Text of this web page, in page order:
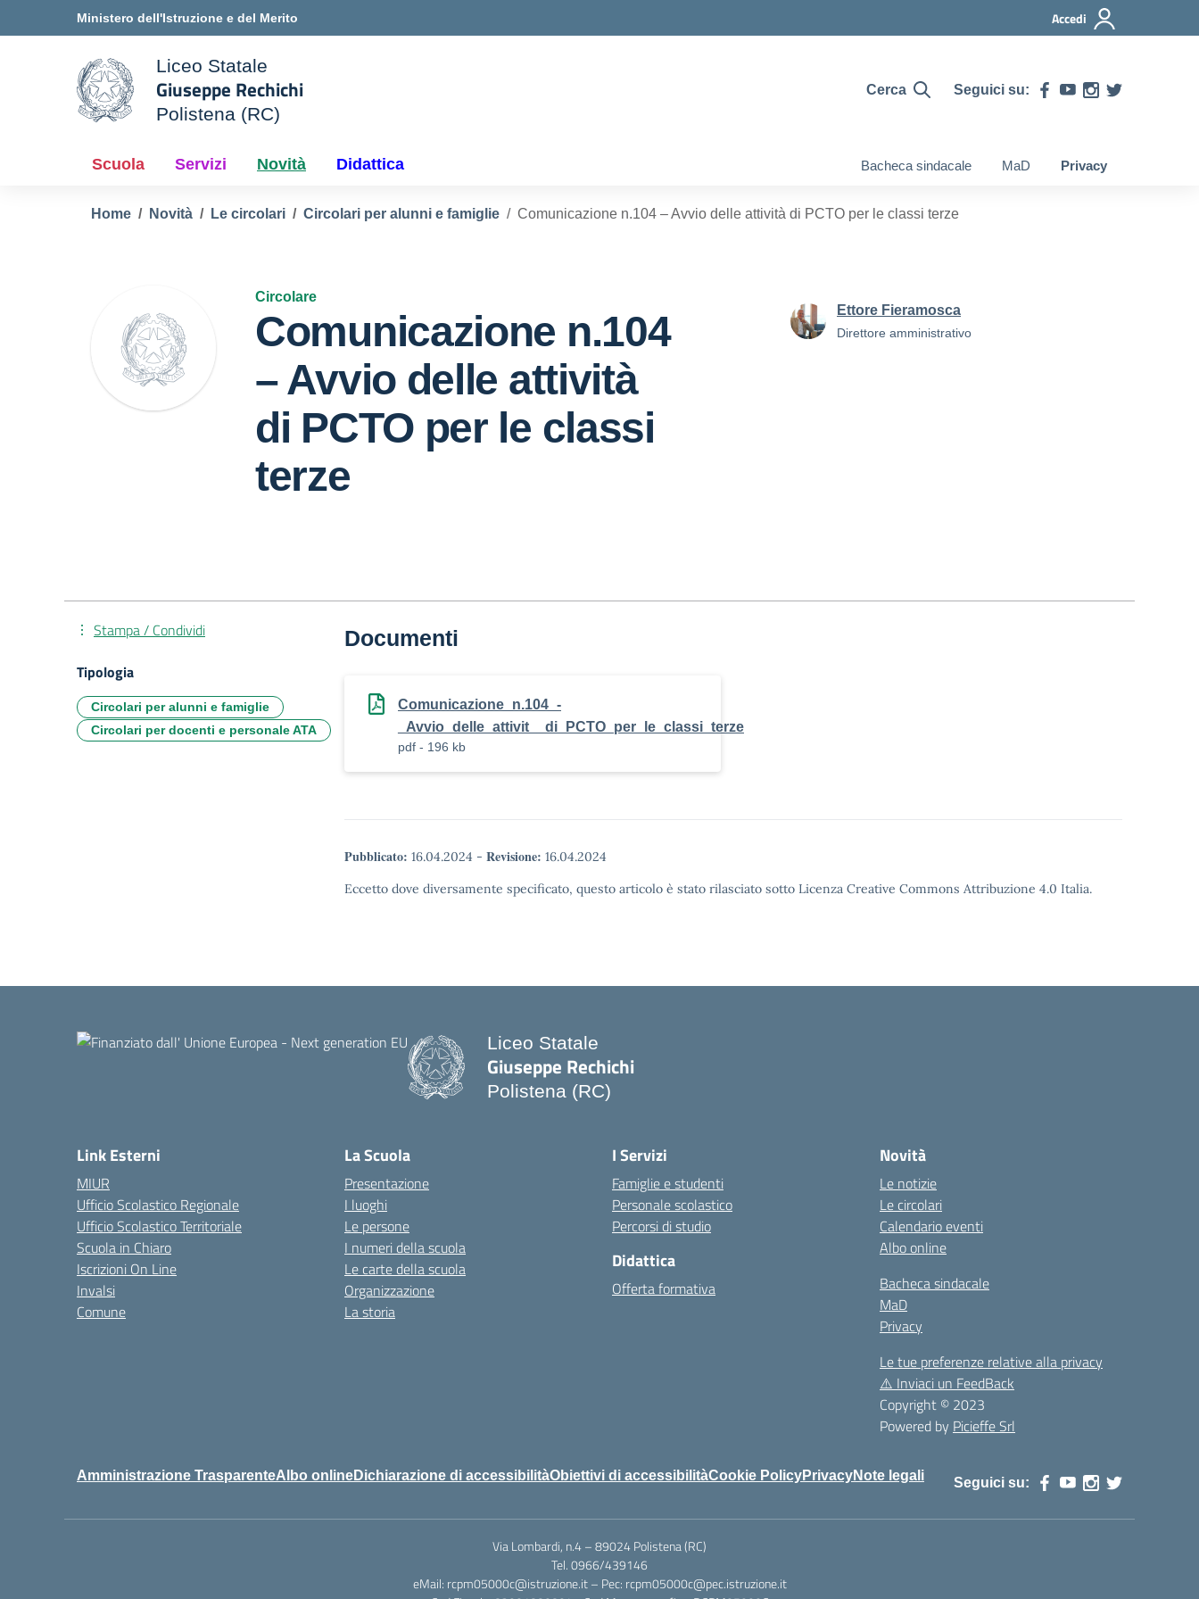
Vai ai contenuti
Vai al menu di navigazioneMinistero dell'Istruzione e del Merito Accedi
della scuola
Liceo Statale
Giuseppe Rechichi
Polistena (RC)
Cerca Seguici su:
Scuola Servizi Novità Didattica Bacheca sindacale MaD Privacy
Home Novità Le circolari Circolari per alunni e famiglie Comunicazione n.104 – Avvio delle attività di PCTO per le classi terze
Circolare
Comunicazione n.104
– Avvio delle attività
di PCTO per le classi
terze
Ettore Fieramosca
Direttore amministrativo
Documenti
Comunicazione_n.104_-
_Avvio_delle_attivit__di_PCTO_per_le_classi_terze
pdf - 196 kb
Pubblicato: 16.04.2024 - Revisione: 16.04.2024
Eccetto dove diversamente specificato, questo articolo è stato rilasciato sotto Licenza Creative Commons Attribuzione 4.0 Italia.
Stampa / Condividi
Tipologia
Circolari per alunni e famiglie
Circolari per docenti e personale ATA
Liceo Statale
Giuseppe Rechichi
Polistena (RC)
Link Esterni
MIUR
Ufficio Scolastico Regionale
Ufficio Scolastico Territoriale
Scuola in Chiaro
Iscrizioni On Line
Invalsi
Comune
La Scuola
Presentazione
I luoghi
Le persone
I numeri della scuola
Le carte della scuola
Organizzazione
La storia
I Servizi
Famiglie e studenti
Personale scolastico
Percorsi di studio
Didattica
Offerta formativa
Novità
Le notizie
Le circolari
Calendario eventi
Albo online
Bacheca sindacale
MaD
Privacy
Le tue preferenze relative alla privacy
⚠️ Inviaci un FeedBack
Copyright © 2023
Powered by Picieffe Srl
Amministrazione TrasparenteAlbo onlineDichiarazione di accessibilitàObiettivi di accessibilitàCookie PolicyPrivacyNote legali Seguici su:
Via Lombardi, n.4 – 89024 Polistena (RC)
Tel. 0966/439146
eMail: rcpm05000c@istruzione.it – Pec: rcpm05000c@pec.istruzione.it